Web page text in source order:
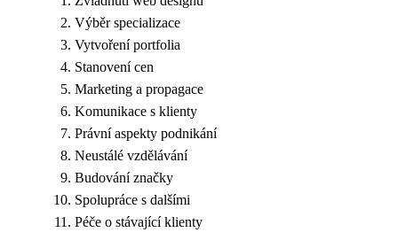
Výběr specializace
Vytvoření portfolia
Stanovení cen
Marketing a propagace
Komunikace s klienty
Právní aspekty podnikání
Neustálé vzdělávání
Budování značky
Spolupráce s dalšími
Péče o stávající klienty